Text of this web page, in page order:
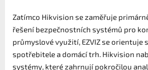
Zatímco Hikvision se zaměřuje
řešení bezpečnostních systémů pro
průmyslové využití, EZVIZ se orientuje
spotřebitele a domácí trh. Hikvision
systémy, které zahrnují pokročilou